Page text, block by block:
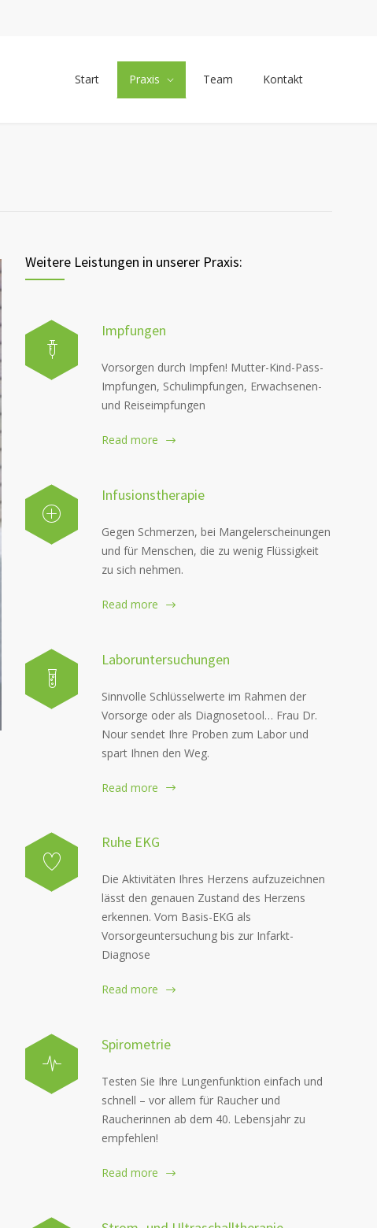
Start Praxis Team Kontakt
Weitere Leistungen in unserer Praxis:
Impfungen
Vorsorgen durch Impfen! Mutter-Kind-Pass-
Impfungen, Schulimpfungen, Erwachsenen-
und Reiseimpfungen
Read more
Infusionstherapie
Gegen Schmerzen, bei Mangelerscheinungen
und für Menschen, die zu wenig Flüssigkeit
zu sich nehmen.
Read more
Laboruntersuchungen
Sinnvolle Schlüsselwerte im Rahmen der
Vorsorge oder als Diagnosetool… Frau Dr.
Nour sendet Ihre Proben zum Labor und
spart Ihnen den Weg.
Read more
Ruhe EKG
Die Aktivitäten Ihres Herzens aufzuzeichnen
lässt den genauen Zustand des Herzens
erkennen. Vom Basis-EKG als
Vorsorgeuntersuchung bis zur Infarkt-
Diagnose
Read more
Spirometrie
Testen Sie Ihre Lungenfunktion einfach und
schnell – vor allem für Raucher und
Raucherinnen ab dem 40. Lebensjahr zu
empfehlen!
Read more